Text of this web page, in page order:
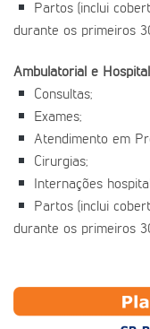
Partos (inclui
durante os primeiros
Ambulatorial e
Consultas;
Exames;
Atendimento em
Cirurgias;
Internações
Partos (inclui
durante os primeiros